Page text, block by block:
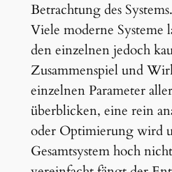
Betrachtung des Systems.
Viele moderne Systeme
den einzelnen jedoch
Zusammenspiel und
einzelnen Parameter
überblicken, eine rein
oder Optimierung wird
Gesamtsystem hoch